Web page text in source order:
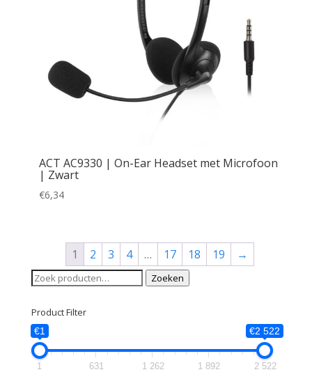
ACT AC9330 | On-Ear Headset met Microfoon
| Zwart
€6,34
1 2 3 4 … 17 18 19
→
Zoeken
naar:
Zoeken
Product Filter
€1 €2 522
1 631 1 262 1 892 2 522